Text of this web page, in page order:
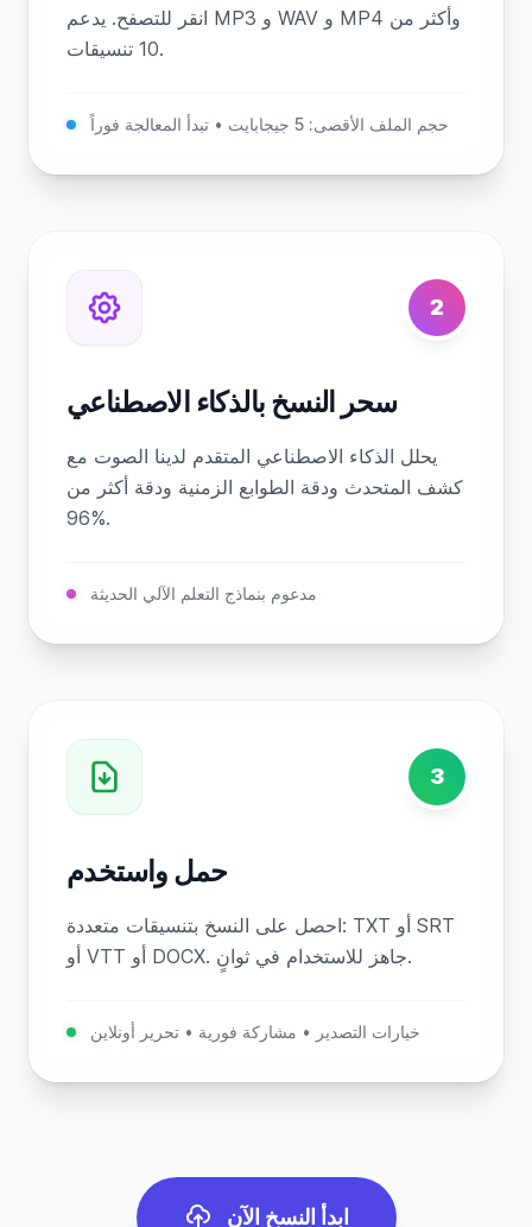
انقر للتصفح. يدعم MP3 و WAV و MP4 وأكثر من
10 تنسيقات.
حجم الملف الأقصى: 5 جيجابايت • تبدأ المعالجة فوراً
2
سحر النسخ بالذكاء الاصطناعي
يحلل الذكاء الاصطناعي المتقدم لدينا الصوت مع
كشف المتحدث ودقة الطوابع الزمنية ودقة أكثر من
96%.
مدعوم بنماذج التعلم الآلي الحديثة
3
حمل واستخدم
احصل على النسخ بتنسيقات متعددة: TXT أو SRT
أو VTT أو DOCX. جاهز للاستخدام في ثوانٍ.
خيارات التصدير • مشاركة فورية • تحرير أونلاين
ابدأ النسخ الآن